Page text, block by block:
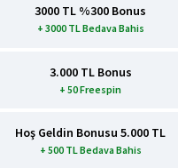
3000 TL %300 Bonus
+ 3000 TL Bedava Bahis
3.000 TL Bonus
+ 50 Freespin
Hoş Geldin Bonusu 5.000 TL
+ 500 TL Bedava Bahis